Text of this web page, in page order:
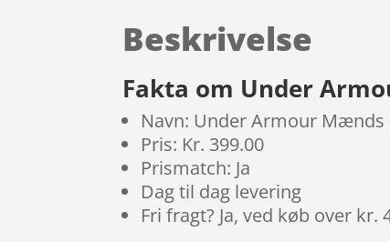
Beskrivelse
Fakta om Under
Navn: Under Armour Mænds
Pris: Kr. 399.00
Prismatch: Ja
Dag til dag levering
Fri fragt? Ja, ved køb over kr.